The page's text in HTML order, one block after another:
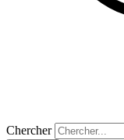
Chercher